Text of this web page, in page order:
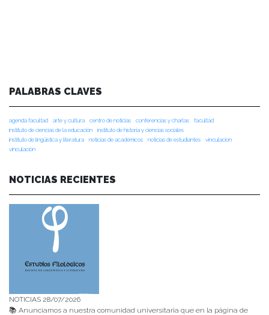
PALABRAS CLAVES
agenda facultad arte y cultura centro de noticias conferencias y charlas
facultad
instituto de ciencias de la educación
instituto de historia y ciencias sociales
instituto de lingüística y literatura
noticias de académicos noticias de estudiantes
vinculacion
vinculación
NOTICIAS RECIENTES
NOTICIAS 28/07/2026
📚 Anunciamos a nuestra comunidad universitaria que en la página de